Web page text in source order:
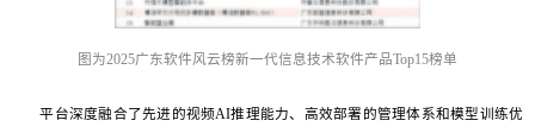
图为2025广东软件风云榜新一代信息技术软件产品Top15榜单
平台深度融合了先进的视频AI推理能力、高效部署的管理体系和模型训练优